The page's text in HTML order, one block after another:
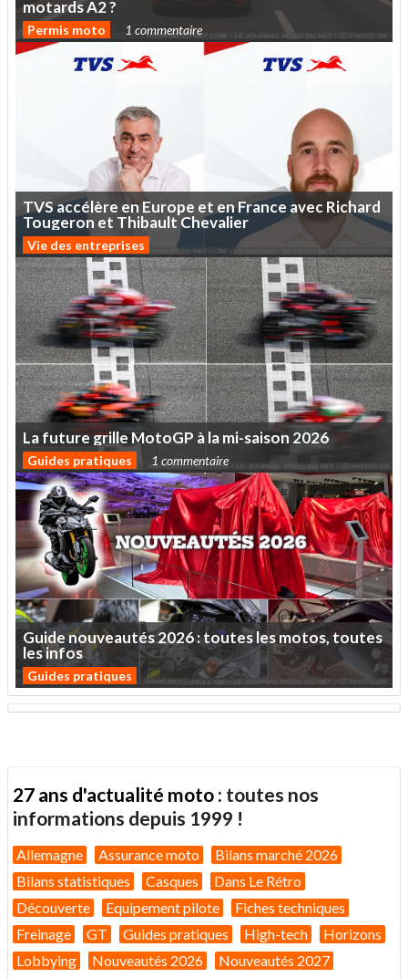
motardsA2?
Permis moto 1 commentaire
TVSaccélère enEurope et enFrance avecRichard
Tougeron et Thibault Chevalier
Vie des entreprises
Lafuturegrille MotoGP àlami-saison 2026
Guides pratiques 1 commentaire
Guidenouveautés2026:touteslesmotos,toutes
lesinfos
Guides pratiques
27 ans d'actualité moto : toutes nos
informations depuis 1999 !
Allemagne Assurance moto
Bilans marché 2026
Bilans statistiques
Casques
Dans Le Rétro
Découverte
Equipement pilote
Fiches techniques
Freinage
GT Guides pratiques High-tech
Horizons
Lobbying
Nouveautés 2026 Nouveautés 2027